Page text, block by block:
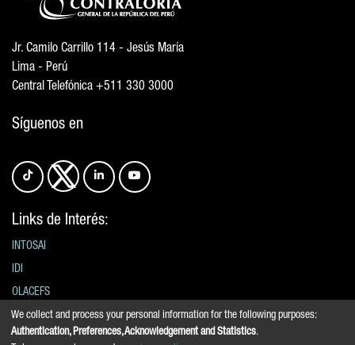
Jr. Camilo Carrillo 114 - Jesús María
Lima - Perú
Central Telefónica +511 330 3000
Síguenos en
Links de Interés:
INTOSAI
IDI
OLACEFS
ENTIDADES FISCALIZADORAS
We collect and process your personal information for the following purposes:
Authentication, Preferences, Acknowledgement and Statistics.